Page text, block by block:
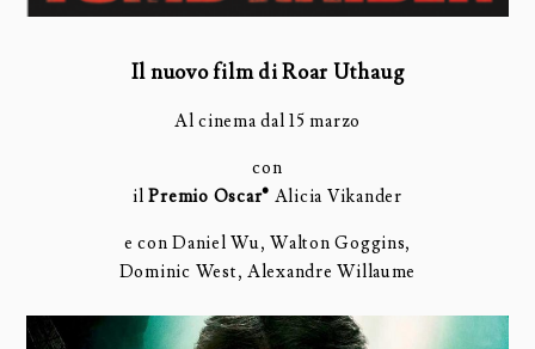
Il nuovo film di Roar Uthaug
Al cinema dal 15 marzo
con
il Premio Oscar® Alicia Vikander
e con Daniel Wu, Walton Goggins,
Dominic West, Alexandre Willaume